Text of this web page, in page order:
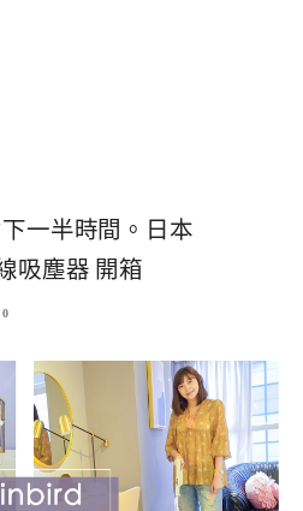
一半時間。日本
吸塵器 開箱
0